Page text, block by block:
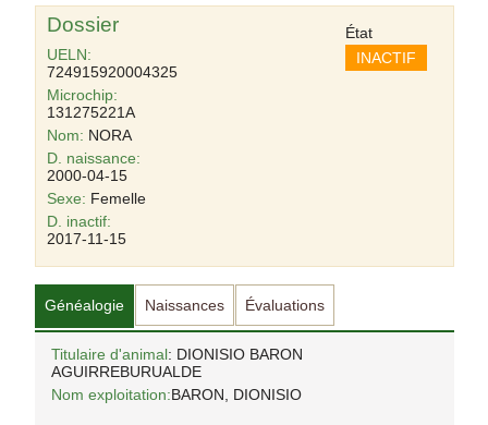
Dossier
UELN:
724915920004325
Microchip:
131275221A
Nom: NORA
D. naissance:
2000-04-15
Sexe: Femelle
État
INACTIF
D. inactif:
2017-11-15
Généalogie Naissances Évaluations
Titulaire d'animal: DIONISIO BARON
AGUIRREBURUALDE
Nom exploitation:BARON, DIONISIO